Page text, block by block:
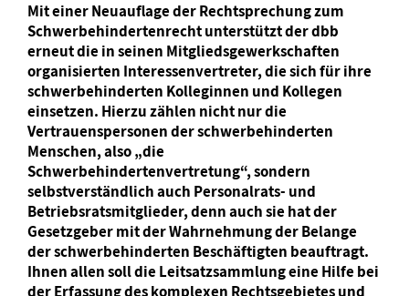
Mit einer Neuauflage der Rechtsprechung zum
Schwerbehindertenrecht unterstützt der dbb
erneut die in seinen Mitgliedsgewerkschaften
organisierten Interessenvertreter, die sich für ihre
schwerbehinderten Kolleginnen und Kollegen
einsetzen. Hierzu zählen nicht nur die
Vertrauenspersonen der schwerbehinderten
Menschen, also „die
Schwerbehindertenvertretung“, sondern
selbstverständlich auch Personalrats- und
Betriebsratsmitglieder, denn auch sie hat der
Gesetzgeber mit der Wahrnehmung der Belange
der schwerbehinderten Beschäftigten beauftragt.
Ihnen allen soll die Leitsatzsammlung eine Hilfe bei
der Erfassung des komplexen Rechtsgebietes und